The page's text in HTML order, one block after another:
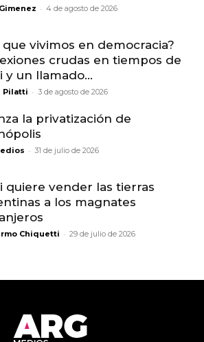
- 4 de agosto de 2026
que vivimos en democracia?
crudas en tiempos de
y un llamado...
Pilatti - 3 de agosto de 2026
la privatización de
- 31 de julio de 2026
quiere vender las tierras
a los magnates
Chiquetti - 29 de julio de 2026